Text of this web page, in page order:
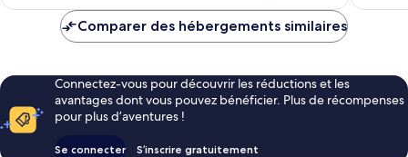
de
Comparer des hébergements similaires
Connectez-vous pour découvrir les réductions et les
avantages dont vous pouvez bénéficier. Plus de récompenses
pour plus d’aventures !
Se connecter S’inscrire gratuitement